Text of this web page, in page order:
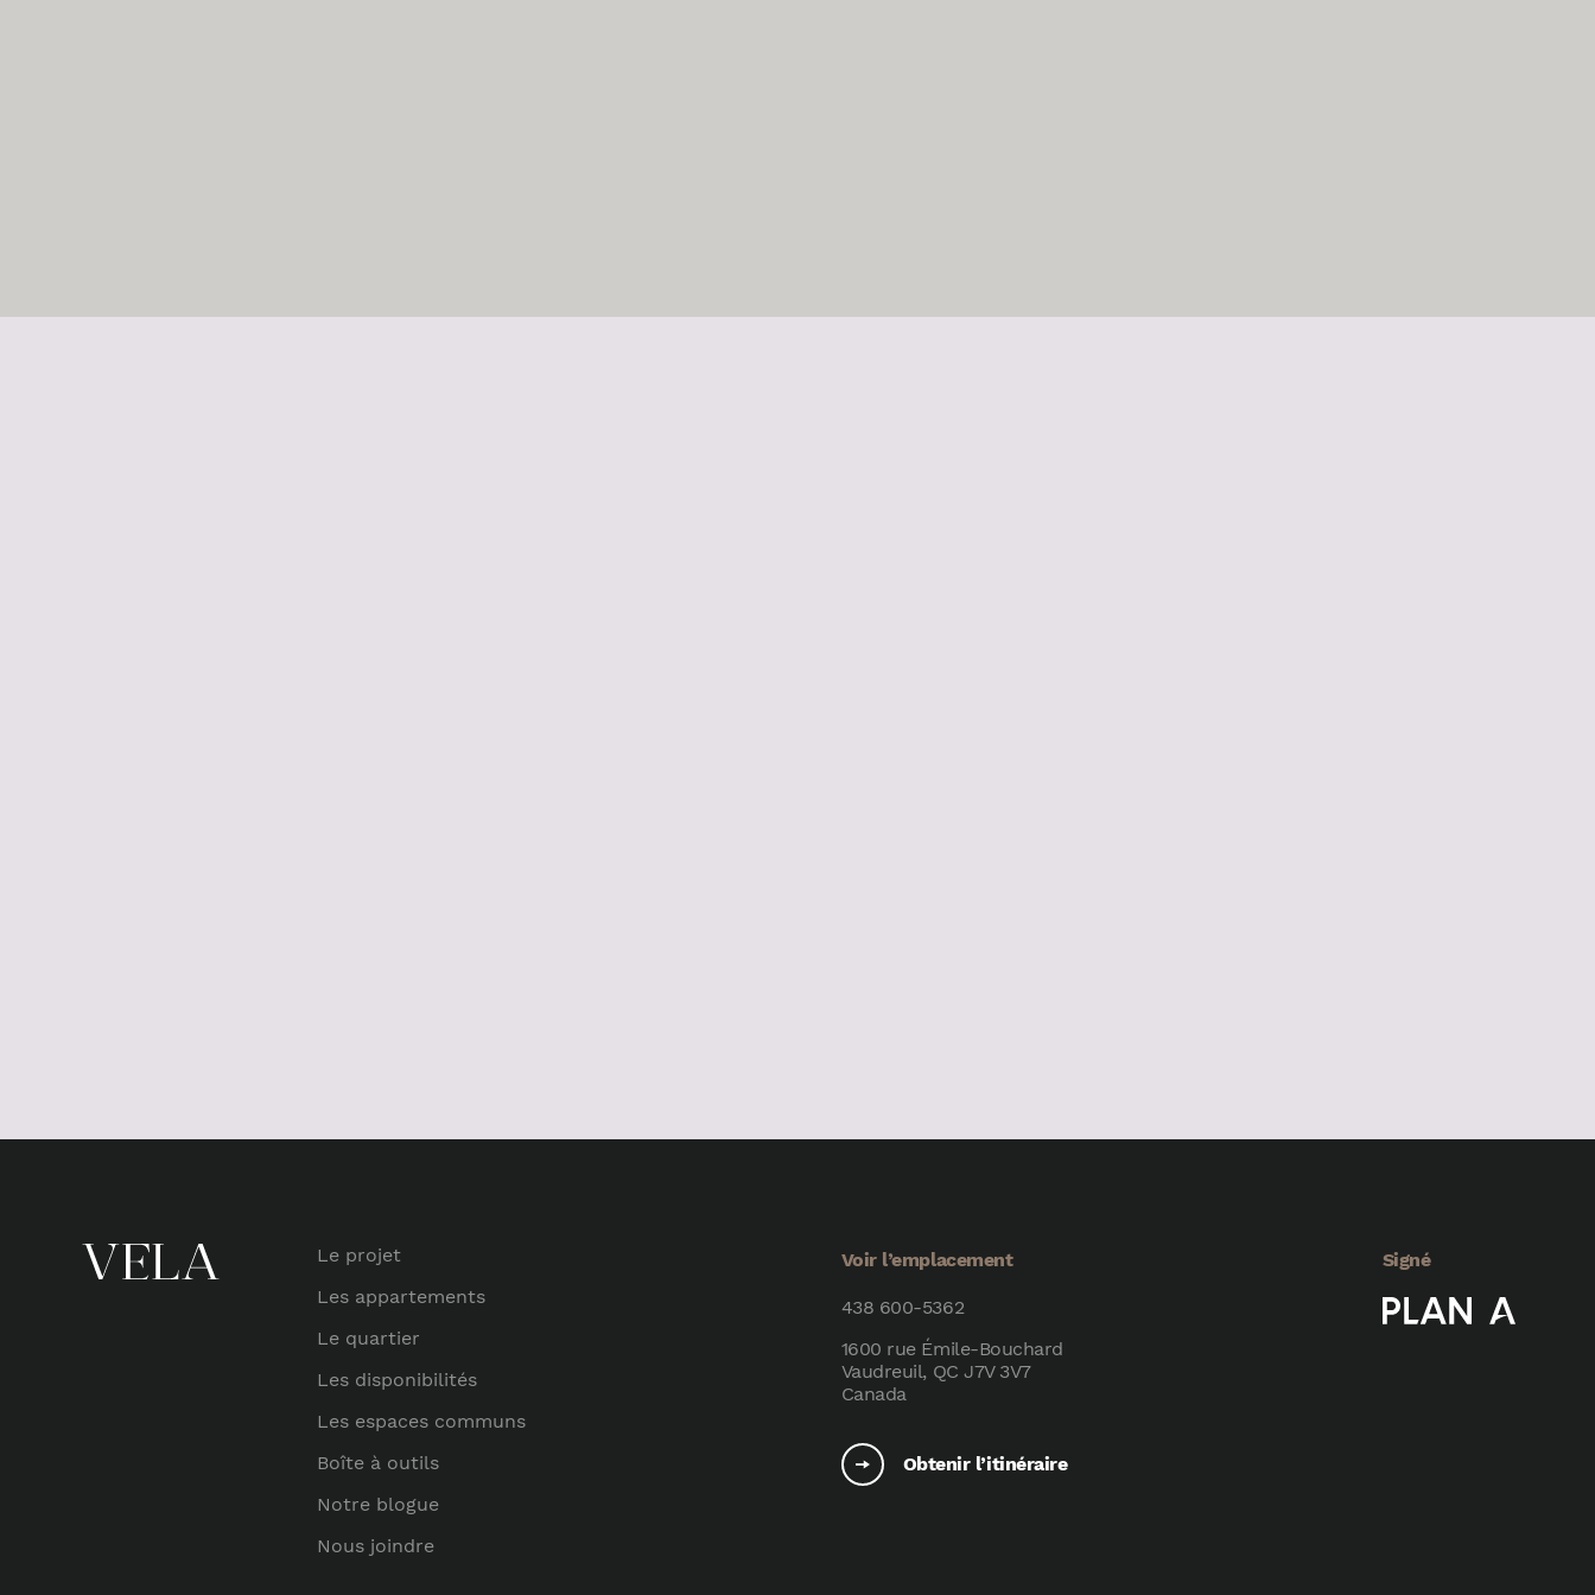
Le projet
Les appartements
Le quartier
Les disponibilités
Les espaces communs
Boîte à outils
Notre blogue
Nous joindre
Voir l’emplacement
438 600-5362
1600 rue Émile-Bouchard
Vaudreuil, QC J7V 3V7
Canada
Obtenir l’itinéraire
Signé